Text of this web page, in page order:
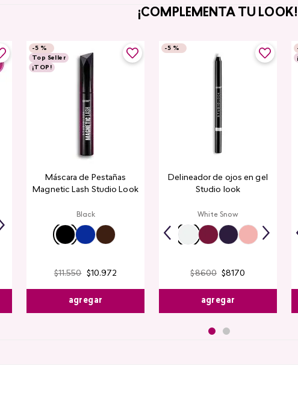
¡COMPLEMENTA TU LOOK!
-5 %
Top Seller
¡TOP!
Máscara de Pestañas
Magnetic Lash Studio Look
Black
$11.550 $10.972
agregar
-5 %
Delineador de ojos en gel
Studio look
White Snow
$8600 $8170
agregar